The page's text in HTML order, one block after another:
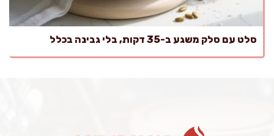
סלט עם סלק משגע ב-35 דקות, בלי גבינה בכלל